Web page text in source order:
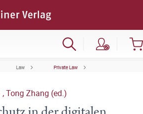
Law Private Law
,Tong Zhang (ed.)